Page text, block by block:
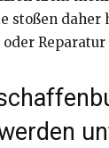
stoßen